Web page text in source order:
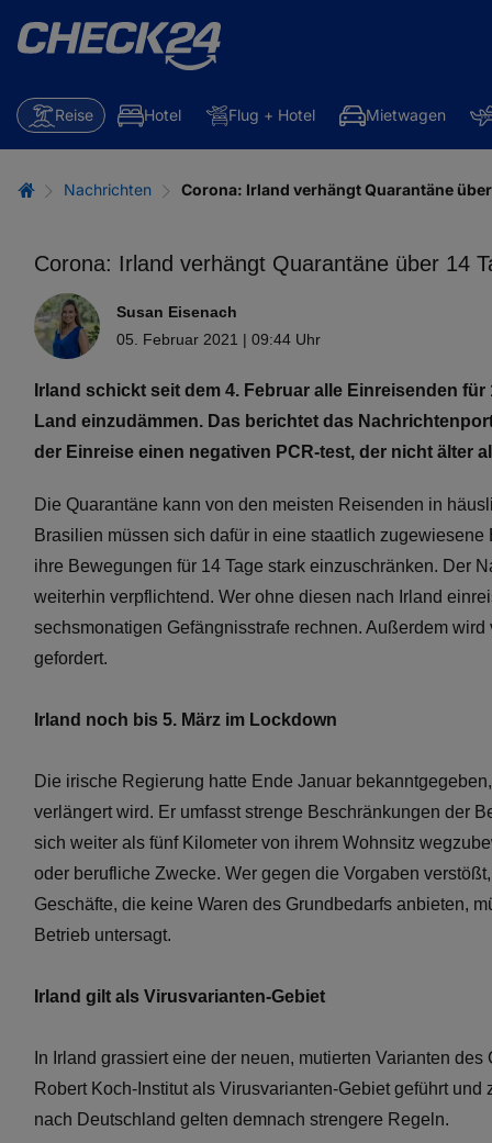
Reise Hotel Flug + Hotel Mietwagen
Nachrichten Corona: Irland verhängt Quarantäne
Corona: Irland verhängt Quarantäne über 14
Susan Eisenach
05. Februar 2021 | 09:44 Uhr
Irland schickt seit dem 4. Februar alle Einreisenden
Land einzudämmen. Das berichtet das
der Einreise einen negativen PCR-test, der nicht älter
Die Quarantäne kann von den meisten Reisenden in
Brasilien müssen sich dafür in eine staatlich
ihre Bewegungen für 14 Tage stark einzuschränken. Der
weiterhin verpflichtend. Wer ohne diesen nach Irland
sechsmonatigen Gefängnisstrafe rechnen. Außerdem
gefordert.
Irland noch bis 5. März im Lockdown
Die irische Regierung hatte Ende Januar
verlängert wird. Er umfasst strenge Beschränkungen der
sich weiter als fünf Kilometer von ihrem Wohnsitz
oder berufliche Zwecke. Wer gegen die Vorgaben
Geschäfte, die keine Waren des Grundbedarfs anbieten,
Betrieb untersagt.
Irland gilt als Virusvarianten-Gebiet
In Irland grassiert eine der neuen, mutierten Varianten
Robert Koch-Institut als Virusvarianten-Gebiet geführt
nach Deutschland gelten demnach strengere Regeln.